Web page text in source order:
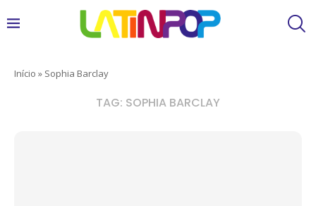
Início » Sophia Barclay
TAG: SOPHIA BARCLAY